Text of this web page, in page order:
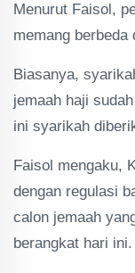
Menurut Faisol,
memang berbeda
Biasanya,
jemaah haji
ini syarikah
Faisol mengaku,
dengan regulasi
calon jemaah
berangkat hari ini.